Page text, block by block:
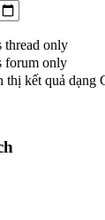
thread only
forum only
thị kết quả dạng